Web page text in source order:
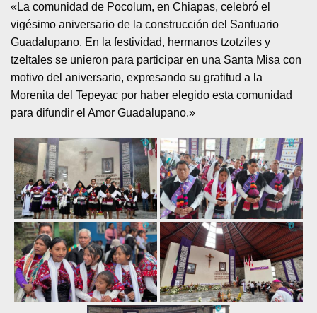
«La comunidad de Pocolum, en Chiapas, celebró el
vigésimo aniversario de la construcción del Santuario
Guadalupano. En la festividad, hermanos tzotziles y
tzeltales se unieron para participar en una Santa Misa con
motivo del aniversario, expresando su gratitud a la
Morenita del Tepeyac por haber elegido esta comunidad
para difundir el Amor Guadalupano.»